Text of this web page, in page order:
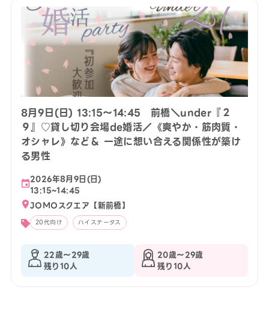
8月9日(日) 13:15〜14:45 前橋＼under『２
９』♡貸し切り会場de婚活／《爽やか・筋肉質・
オシャレ》など＆ 一途に想い合える関係性が築け
る男性
2026年8月9日(日)
13:15~14:45
JOMOスクエア【新前橋】
20代向け ハイステータス
22歳〜29歳
残り10人
20歳〜29歳
残り10人